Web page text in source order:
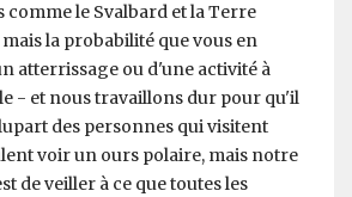
comme le Svalbard et la Terre
la probabilité que vous en
atterrissage ou d'une activité à
- et nous travaillons dur pour qu'il
des personnes qui visitent
voir un ours polaire, mais notre
de veiller à ce que toutes les